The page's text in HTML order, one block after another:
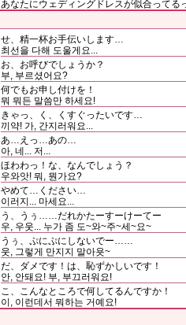
あなたにウェディングドレスが似合って
せ、精一杯お手伝いします…
최선을 다해 도울게요...
お、お呼びでしょうか？
부, 부르셨어요?
何でもお申し付けを！
뭐 뭐든 말씀만 하세요!
きゃっ、く、くすぐったいです…
끼약! 가, 간지러워요...
あ…えっ…あの…
아, 네... 저...
ほわわっ！な、なんでしょう？
우와앗! 뭐, 뭔가요?
やめて…ください…
이러지... 마세요...
う、うぅ……だれかたーすーけーてー
우, 우웃... 누가 좀 도~와~주~세~요~
うぅ、ぷにぷにしないでー……
웃, 그렇게 만지지 말아욧~
だ、ダメです！は、恥ずかしいです！
안, 안돼요! 부, 부끄러워요!
こ、こんなところで何してるんですか！
이, 이런데서 뭐하는 거예요!